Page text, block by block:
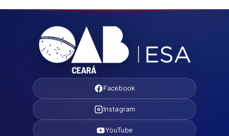
Facebook
Instagram
YouTube